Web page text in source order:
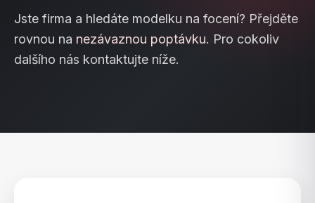
Jste firma a hledáte modelku na focení? Přejděte
rovnou na nezávaznou poptávku. Pro cokoliv
dalšího nás kontaktujte níže.